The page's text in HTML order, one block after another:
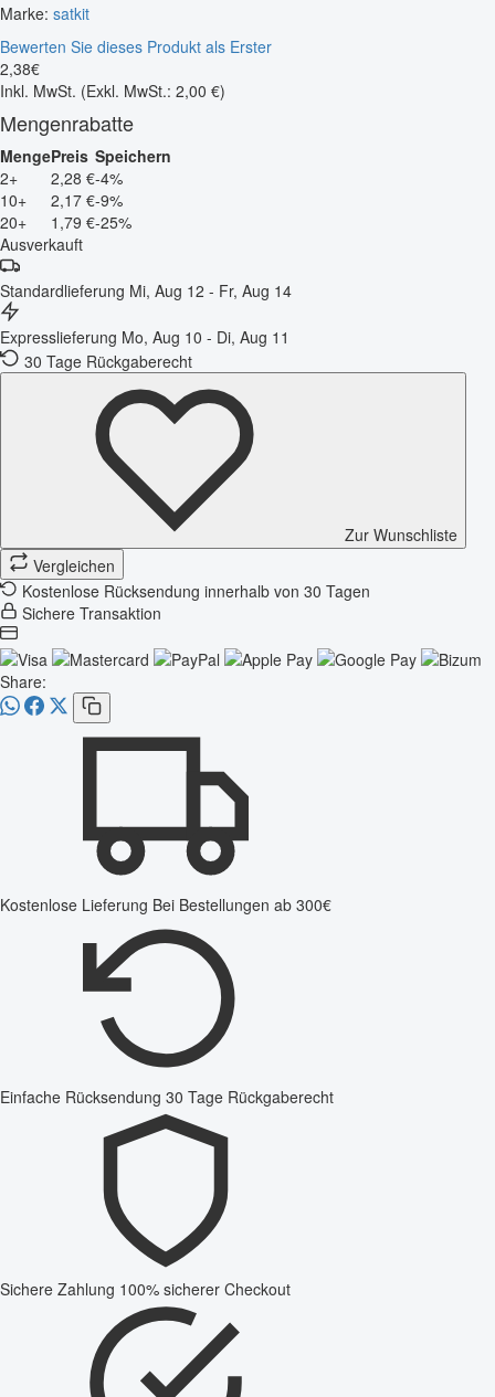
Marke: satkit
Bewerten Sie dieses Produkt als Erster
2,38€
Inkl. MwSt. (Exkl. MwSt.: 2,00 €)
Mengenrabatte
MengePreis Speichern
2+
2,28 €-4%
10+
2,17 €-9%
20+
1,79 €-25%
Ausverkauft
Standardlieferung Mi, Aug 12 - Fr, Aug 14
Expresslieferung Mo, Aug 10 - Di, Aug 11
30 Tage Rückgaberecht
Zur Wunschliste
Vergleichen
Kostenlose Rücksendung innerhalb von 30 Tagen
Sichere Transaktion
Share:
Kostenlose Lieferung Bei Bestellungen ab 300€
Einfache Rücksendung 30 Tage Rückgaberecht
Sichere Zahlung 100% sicherer Checkout